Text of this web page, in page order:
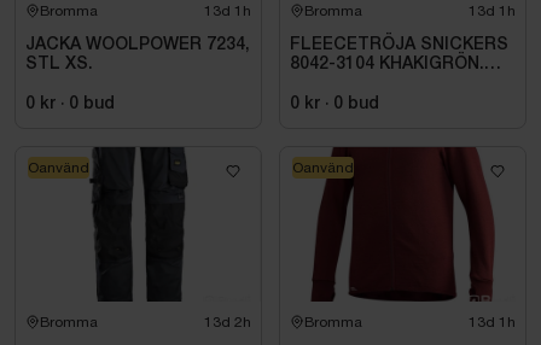
Bromma 13d 1h
JACKA WOOLPOWER 7234,
STL XS.
0 kr · 0 bud
Bromma 13d 1h
FLEECETRÖJA SNICKERS
8042-3104 KHAKIGRÖN.
0 kr · 0 bud
Bromma 13d 2h
Oanvänd
Bromma 13d 1h
Oanvänd